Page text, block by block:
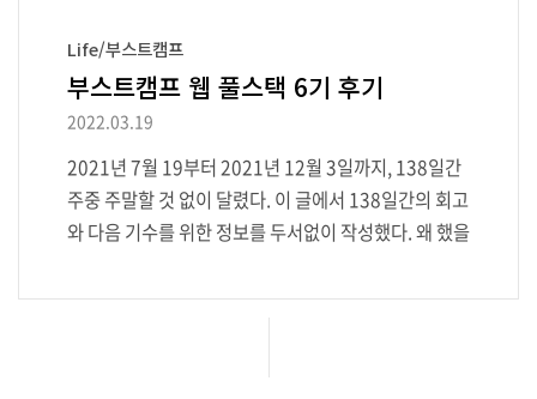
Life/부스트캠프
부스트캠프 웹 풀스택 6기 후기
2022.03.19
2021년 7월 19부터 2021년 12월 3일까지, 138일간
주중 주말할 것 없이 달렸다. 이 글에서 138일간의 회고
와 다음 기수를 위한 정보를 두서없이 작성했다. 왜 했을
대책 없는 행동이었다. 수료 이후 바로 진행되는 '네트